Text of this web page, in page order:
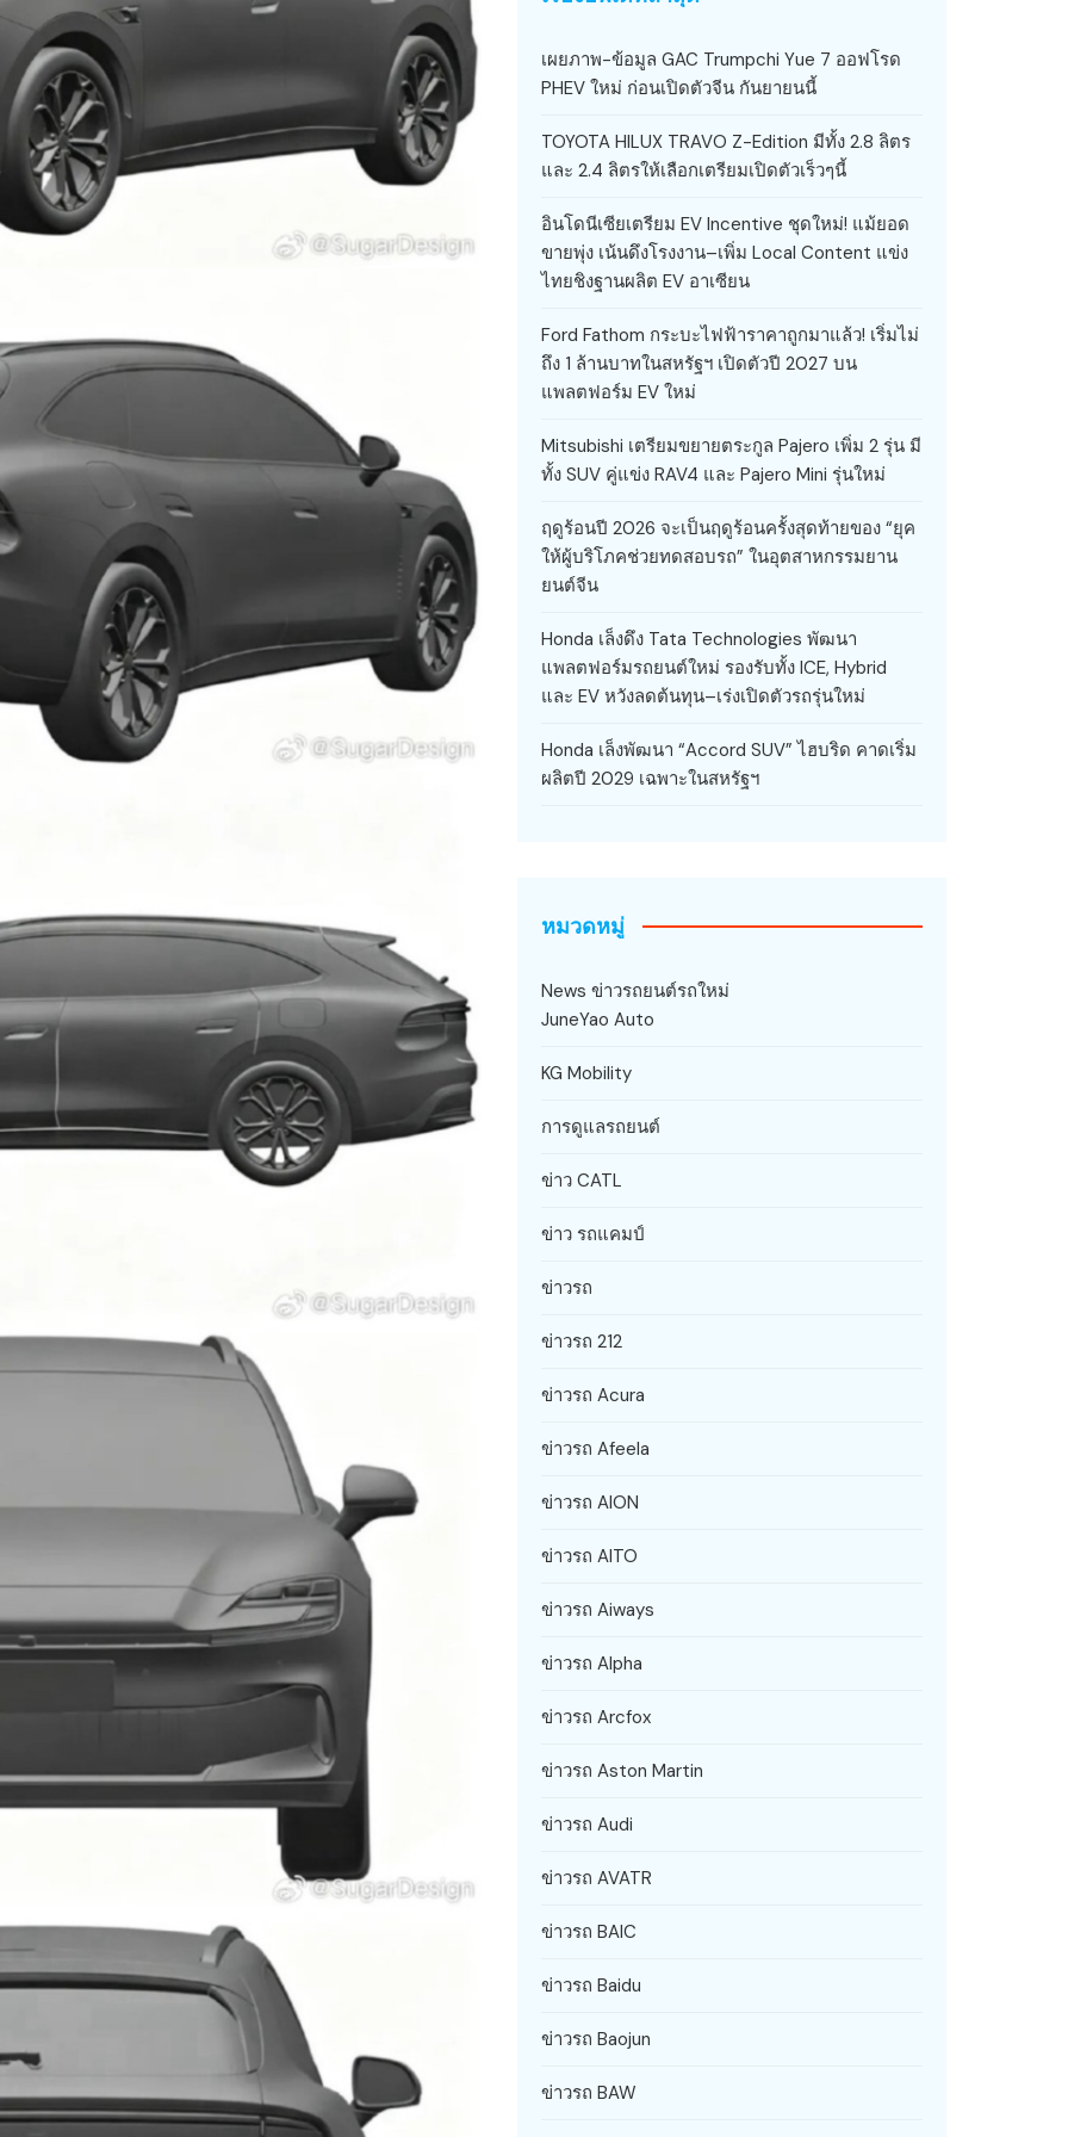
เผยภาพ-ข้อมูล GAC Trumpchi Yue 7 ออฟโรด
PHEV ใหม่ ก่อนเปิดตัวจีน กันยายนนี้
TOYOTA HILUX TRAVO Z-Edition มีทั้ง 2.8 ลิตร
และ 2.4 ลิตรให้เลือกเตรียมเปิดตัวเร็วๆนี้
อินโดนีเซียเตรียม EV Incentive ชุดใหม่! แม้ยอด
ขายพุ่ง เน้นดึงโรงงาน–เพิ่ม Local Content แข่ง
ไทยชิงฐานผลิต EV อาเซียน
Ford Fathom กระบะไฟฟ้าราคาถูกมาแล้ว! เริ่มไม่
ถึง 1 ล้านบาทในสหรัฐฯ เปิดตัวปี 2027 บน
แพลตฟอร์ม EV ใหม่
Mitsubishi เตรียมขยายตระกูล Pajero เพิ่ม 2 รุ่น มี
ทั้ง SUV คู่แข่ง RAV4 และ Pajero Mini รุ่นใหม่
ฤดูร้อนปี 2026 จะเป็นฤดูร้อนครั้งสุดท้ายของ “ยุค
ให้ผู้บริโภคช่วยทดสอบรถ” ในอุตสาหกรรมยาน
ยนต์จีน
Honda เล็งดึง Tata Technologies พัฒนา
แพลตฟอร์มรถยนต์ใหม่ รองรับทั้ง ICE, Hybrid
และ EV หวังลดต้นทุน–เร่งเปิดตัวรถรุ่นใหม่
Honda เล็งพัฒนา “Accord SUV” ไฮบริด คาดเริ่ม
ผลิตปี 2029 เฉพาะในสหรัฐฯ
หมวดหมู่
News ข่าวรถยนต์รถใหม่
JuneYao Auto
KG Mobility
การดูแลรถยนต์
ข่าว CATL
ข่าว รถแคมป์
ข่าวรถ
ข่าวรถ 212
ข่าวรถ Acura
ข่าวรถ Afeela
ข่าวรถ AION
ข่าวรถ AITO
ข่าวรถ Aiways
ข่าวรถ Alpha
ข่าวรถ Arcfox
ข่าวรถ Aston Martin
ข่าวรถ Audi
ข่าวรถ AVATR
ข่าวรถ BAIC
ข่าวรถ Baidu
ข่าวรถ Baojun
ข่าวรถ BAW